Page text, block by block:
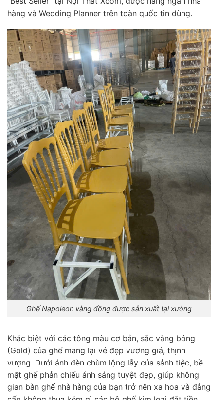
hàng và Wedding Planner trên toàn quốc tin dùng.
Ghế Napoleon vàng đồng được sản xuất tại xưởng
Khác biệt với các tông màu cơ bản, sắc vàng bóng
(Gold) của ghế mang lại vẻ đẹp vương giả, thịnh
vượng. Dưới ánh đèn chùm lộng lẫy của sảnh tiệc, bề
mặt ghế phản chiếu ánh sáng tuyệt đẹp, giúp không
gian bàn ghế nhà hàng của bạn trở nên xa hoa và đẳng